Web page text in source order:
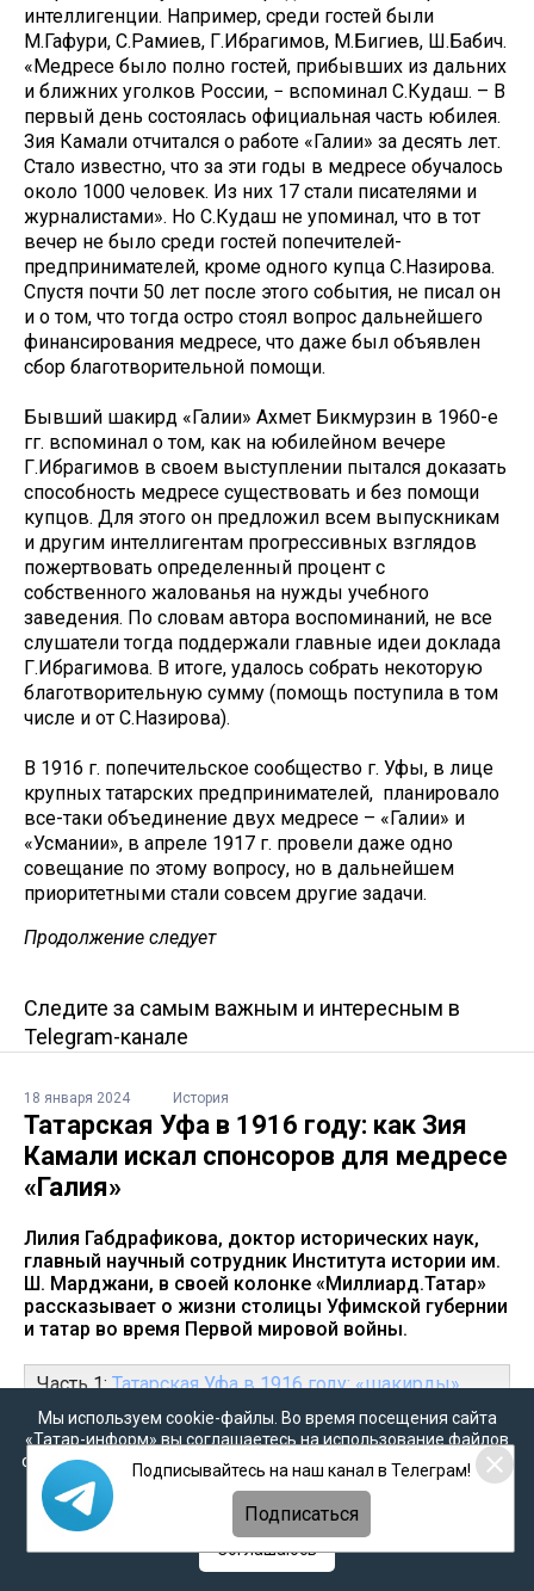
интеллигенции. Например, среди гостей были
М.Гафури, С.Рамиев, Г.Ибрагимов, М.Бигиев, Ш.Бабич.
«Медресе было полно гостей, прибывших из дальних
и ближних уголков России, − вспоминал С.Кудаш. – В
первый день состоялась официальная часть юбилея.
Зия Камали отчитался о работе «Галии» за десять лет.
Стало известно, что за эти годы в медресе обучалось
около 1000 человек. Из них 17 стали писателями и
журналистами». Но С.Кудаш не упоминал, что в тот
вечер не было среди гостей попечителей-
предпринимателей, кроме одного купца С.Назирова.
Спустя почти 50 лет после этого события, не писал он
и о том, что тогда остро стоял вопрос дальнейшего
финансирования медресе, что даже был объявлен
сбор благотворительной помощи.
Бывший шакирд «Галии» Ахмет Бикмурзин в 1960-е
гг. вспоминал о том, как на юбилейном вечере
Г.Ибрагимов в своем выступлении пытался доказать
способность медресе существовать и без помощи
купцов. Для этого он предложил всем выпускникам
и другим интеллигентам прогрессивных взглядов
пожертвовать определенный процент с
собственного жалованья на нужды учебного
заведения. По словам автора воспоминаний, не все
слушатели тогда поддержали главные идеи доклада
Г.Ибрагимова. В итоге, удалось собрать некоторую
благотворительную сумму (помощь поступила в том
числе и от С.Назирова).
В 1916 г. попечительское сообщество г. Уфы, в лице
крупных татарских предпринимателей, планировало
все-таки объединение двух медресе – «Галии» и
«Усмании», в апреле 1917 г. провели даже одно
совещание по этому вопросу, но в дальнейшем
приоритетными стали совсем другие задачи.
Продолжение следует
Следите за самым важным и интересным в
Telegram-канале
18 января 2024 История
Татарская Уфа в 1916 году: как Зия
Камали искал спонсоров для медресе
«Галия»
Лилия Габдрафикова, доктор исторических наук,
главный научный сотрудник Института истории им.
Ш. Марджани, в своей колонке «Миллиард.Татар»
рассказывает о жизни столицы Уфимской губернии
и татар во время Первой мировой войны.
Часть 1:Татарская Уфа в 1916 году: «шакирды»,
«приказчики», «девушки» и другие…
Медресе «Галия» и Зия Камали
В 1916 г., в Уфе отметили 10-летие медресе «Галия».
Сначала предполагалось проведение
Мы используем cookie-файлы. Во время посещения сайта
«Татар-информ» вы соглашаетесь на использование файлов
cookie в соответствии с настоящим уведомлением, согласием
наобработку персональных данных,Политикой о
персональных данных
Политикой конфиденциальности
Соглашаюсь
Подписывайтесь на наш канал в Телеграм!
Подписаться